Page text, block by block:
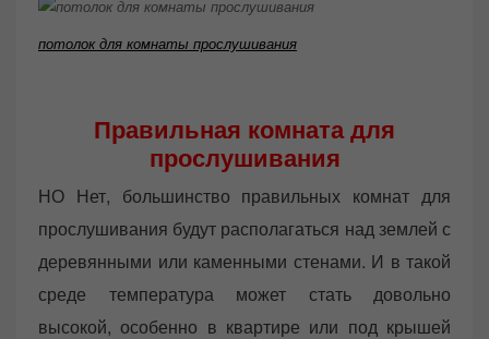
потолок для комнаты прослушивания
Правильная комната для
прослушивания
НО Нет, большинство правильных комнат для
прослушивания будут располагаться над землей с
деревянными или каменными стенами. И в такой
среде температура может стать довольно
высокой, особенно в квартире или под крышей